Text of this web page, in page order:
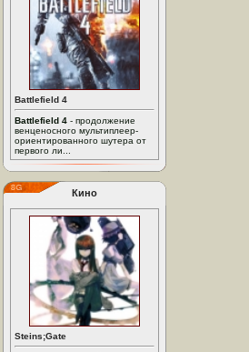
Battlefield 4
Battlefield 4 - продолжение
венценосного мультиплеер-
ориентированного шутера от
первого ли...
Кино
Steins;Gate